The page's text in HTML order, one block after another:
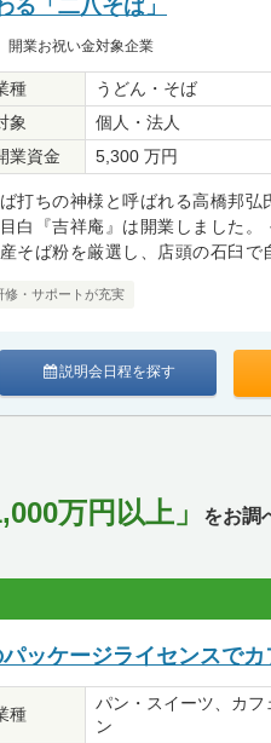
「二八そば」
開業お祝い金対象企業
種
うどん・そば
象
個人・法人
業資金
5,300 万円
打ちの神様と呼ばれる高橋邦弘
白『吉祥庵』は開業しました。
そば粉を厳選し、店頭の石臼で
修・サポートが充実
説明会日程を探す
万円以上」
をお調
ッケージライセンスで
種
パン・スイーツ、カフ
ン